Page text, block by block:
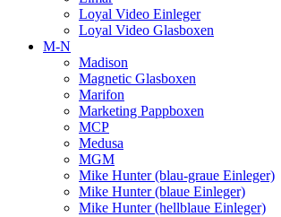
Loyal Video Einleger
Loyal Video Glasboxen
M-N
Madison
Magnetic Glasboxen
Marifon
Marketing Pappboxen
MCP
Medusa
MGM
Mike Hunter (blau-graue Einleger)
Mike Hunter (blaue Einleger)
Mike Hunter (hellblaue Einleger)